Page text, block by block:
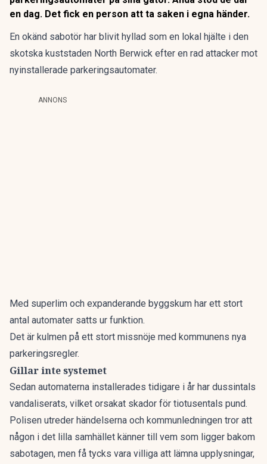
en dag. Det fick en person att ta saken i egna händer.
En okänd sabotör har blivit hyllad som en lokal hjälte i den
skotska kuststaden North Berwick efter en rad attacker mot
nyinstallerade parkeringsautomater.
ANNONS
Med superlim och expanderande byggskum har ett stort
antal automater satts ur funktion.
Det är kulmen på ett stort missnöje med kommunens nya
parkeringsregler.
Gillar inte systemet
Sedan automaterna installerades tidigare i år har dussintals
vandaliserats, vilket orsakat skador för tiotusentals pund.
Polisen utreder händelserna och kommunledningen tror att
någon i det lilla samhället känner till vem som ligger bakom
sabotagen, men få tycks vara villiga att lämna upplysningar,